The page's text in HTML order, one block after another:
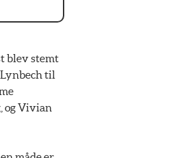
blev stemt
til
og Vivian